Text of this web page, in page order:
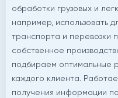
обработки грузовых и
например, использовать
транспорта и перевозки
собственное
подбираем оптимальные
каждого клиента.
получения информации